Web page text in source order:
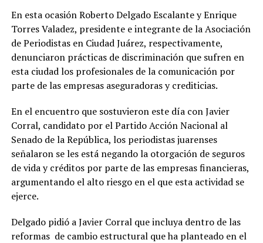
En esta ocasión Roberto Delgado Escalante y Enrique
Torres Valadez, presidente e integrante de la Asociación
de Periodistas en Ciudad Juárez, respectivamente,
denunciaron prácticas de discriminación que sufren en
esta ciudad los profesionales de la comunicación por
parte de las empresas aseguradoras y crediticias.
En el encuentro que sostuvieron este día con Javier
Corral, candidato por el Partido Acción Nacional al
Senado de la República, los periodistas juarenses
señalaron se les está negando la otorgación de seguros
de vida y créditos por parte de las empresas financieras,
argumentando el alto riesgo en el que esta actividad se
ejerce.
Delgado pidió a Javier Corral que incluya dentro de las
reformas de cambio estructural que ha planteado en el